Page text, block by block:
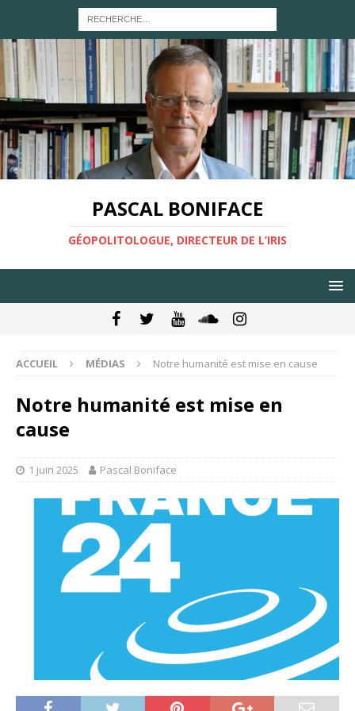
PASCAL BONIFACE
GÉOPOLITOLOGUE, DIRECTEUR DE L’IRIS
ACCUEIL MÉDIAS Notre humanité est mise en cause
Notre humanité est mise en
cause
1 juin 2025 Pascal Boniface